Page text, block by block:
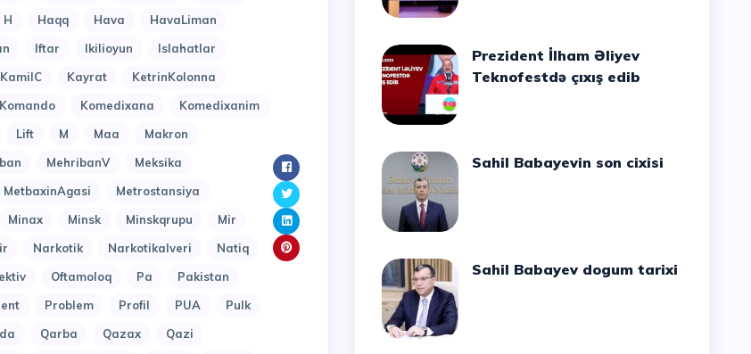
H Haqq Hava
HavaLiman
Iftar Ikilioyun
Islahatlar
KamilC Kayrat
KetrinKolonna
Komando Komedixana
Komedixanim
Lift M Maa
Makron
MehribanV
Meksika
MetbaxinAgasi
Metrostansiya
Minax Minsk Minskqrupu
Mir
Narkotik Narkotikalveri
Natiq
Oftamoloq Pa
Pakistan
Problem Profil PUA
Pulk
Qarba Qazax
Qazi
Prezident İlham Əliyev
Teknofestdə çıxış edib
Sahil Babayevin son cixisi
Sahil Babayev dogum tarixi